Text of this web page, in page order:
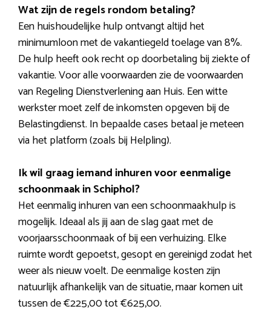
Wat zijn de regels rondom betaling?
Een huishoudelijke hulp ontvangt altijd het
minimumloon met de vakantiegeld toelage van 8%.
De hulp heeft ook recht op doorbetaling bij ziekte of
vakantie. Voor alle voorwaarden zie de voorwaarden
van Regeling Dienstverlening aan Huis. Een witte
werkster moet zelf de inkomsten opgeven bij de
Belastingdienst. In bepaalde cases betaal je meteen
via het platform (zoals bij Helpling).
Ik wil graag iemand inhuren voor eenmalige
schoonmaak in Schiphol?
Het eenmalig inhuren van een schoonmaakhulp is
mogelijk. Ideaal als jij aan de slag gaat met de
voorjaarsschoonmaak of bij een verhuizing. Elke
ruimte wordt gepoetst, gesopt en gereinigd zodat het
weer als nieuw voelt. De eenmalige kosten zijn
natuurlijk afhankelijk van de situatie, maar komen uit
tussen de €225,00 tot €625,00.